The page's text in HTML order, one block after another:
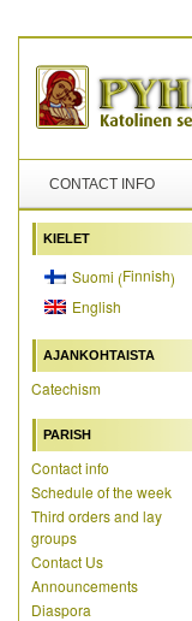
CONTACT INFO
KIELET
Suomi (Finnish)
English
AJANKOHTAISTA
Catechism
PARISH
Contact info
Schedule of the week
Third orders and lay
groups
Contact Us
Announcements
Diaspora